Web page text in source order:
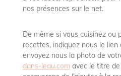
nos présences sur le net.
De même si vous cuisinez ou
recettes, indiquez nous le
envoyez nous la photo de
dans-leau.com avec le titre